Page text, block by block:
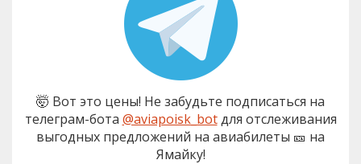
🤯 Вот это цены! Не забудьте подписаться на
телеграм-бота @aviapoisk_botдля отслеживания
выгодных предложений на авиабилеты 🎫 на
Ямайку!